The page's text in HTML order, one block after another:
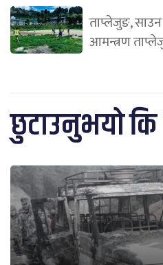
ताप्लेजुङ, साउन
आमन्त्रण
छुटाउनुभयो कि